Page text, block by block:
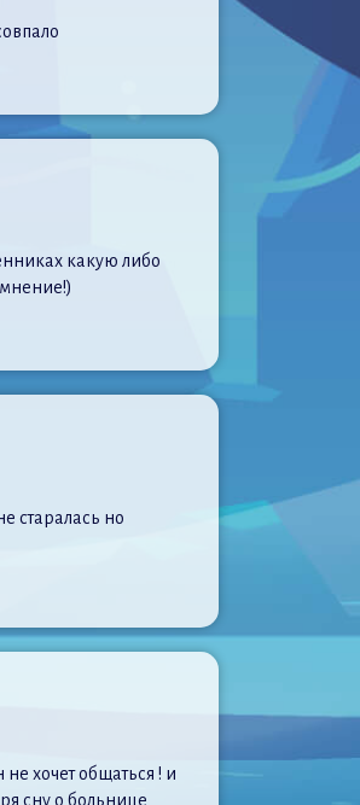
какую либо
старалась но
хочет общаться ! и
сну о больнице